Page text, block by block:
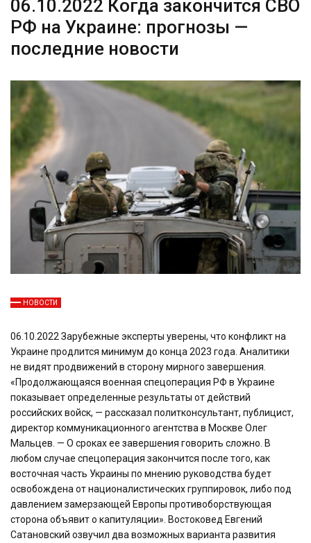
06.10.2022 Когда закончится СВО
РФ на Украине: прогнозы —
последние новости
НОВОСТИ
06.10.2022 Зарубежные эксперты уверены, что конфликт на
Украине продлится минимум до конца 2023 года. Аналитики
не видят продвижений в сторону мирного завершения.
«Продолжающаяся военная спецоперация РФ в Украине
показывает определенные результаты от действий
российских войск, — рассказал политконсультант, публицист,
директор коммуникационного агентства в Москве Олег
Мальцев. — О сроках ее завершения говорить сложно. В
любом случае спецоперация закончится после того, как
восточная часть Украины по мнению руководства будет
освобождена от националистических группировок, либо под
давлением замерзающей Европы противоборствующая
сторона объявит о капитуляции». Востоковед Евгений
Сатановский озвучил два возможных варианта развития